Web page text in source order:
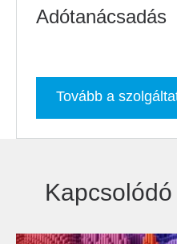
Adótanácsadás
Tovább a